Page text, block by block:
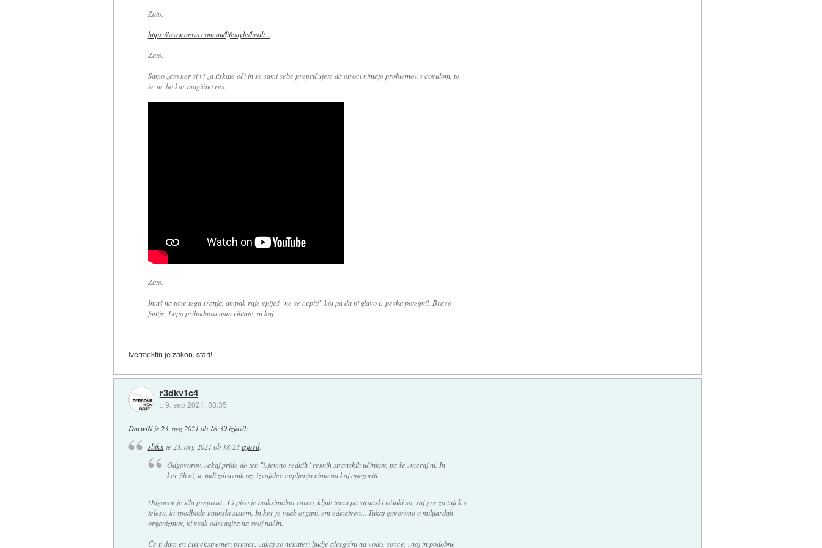
Zato.
https://www.news.com.au/lifestyle/healt...
Zato.
Samo zato ker si vi za tiskate oči in se sami sebe prepričujete da otroci nimajo problemov s covidom, to
še ne bo kar magično res.
Zato.
Imaš na tone tega sranja, ampak raje vpiješ "ne se cepit!" kot pa da bi glavo iz peska potegnil. Bravo
fantje. Lepo prihodnost nam rihtate, ni kaj.
Ivermektin je zakon, stari!
r3dkv1c4
::9. sep 2021, 03:35
DarwiNje 23. avg 2021 ob 18:39 izjavil:
slitkxje 23. avg 2021 ob 18:23 izjavil:
Odgovorov, zakaj pride do teh "izjemno redkih" resnih stranskih učinkov, pa še zmeraj ni. In
ker jih ni, te tudi zdravnik oz. izvajalec cepljenja nima na kaj opozoriti.
Odgovor je sila preprost.. Cepivo je maksimalno varno, kljub temu pa stranski učinki so, saj gre za tujek v
telesu, ki spodbode imunski sistem. In ker je vsak organizem edinstven... Tukaj govorimo o milijardah
organizmov, ki vsak odreagira na svoj način.
Če ti dam en čist ekstremen primer: zakaj so nekateri ljudje alergični na vodo, sonce, znoj in podobne